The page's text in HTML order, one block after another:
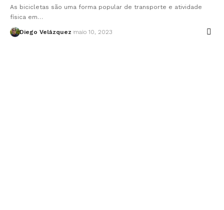
As bicicletas são uma forma popular de transporte e atividade
física em…
Diego Velázquez maio 10, 2023